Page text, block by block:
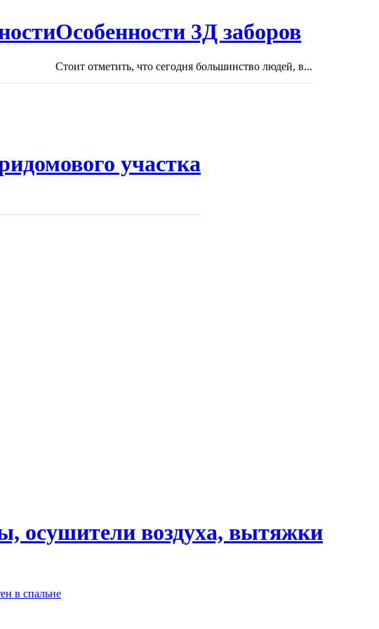
Особенности 3Д заборов
Стоит отметить, что сегодня большинство людей, в...
участка
осушители воздуха, вытяжки